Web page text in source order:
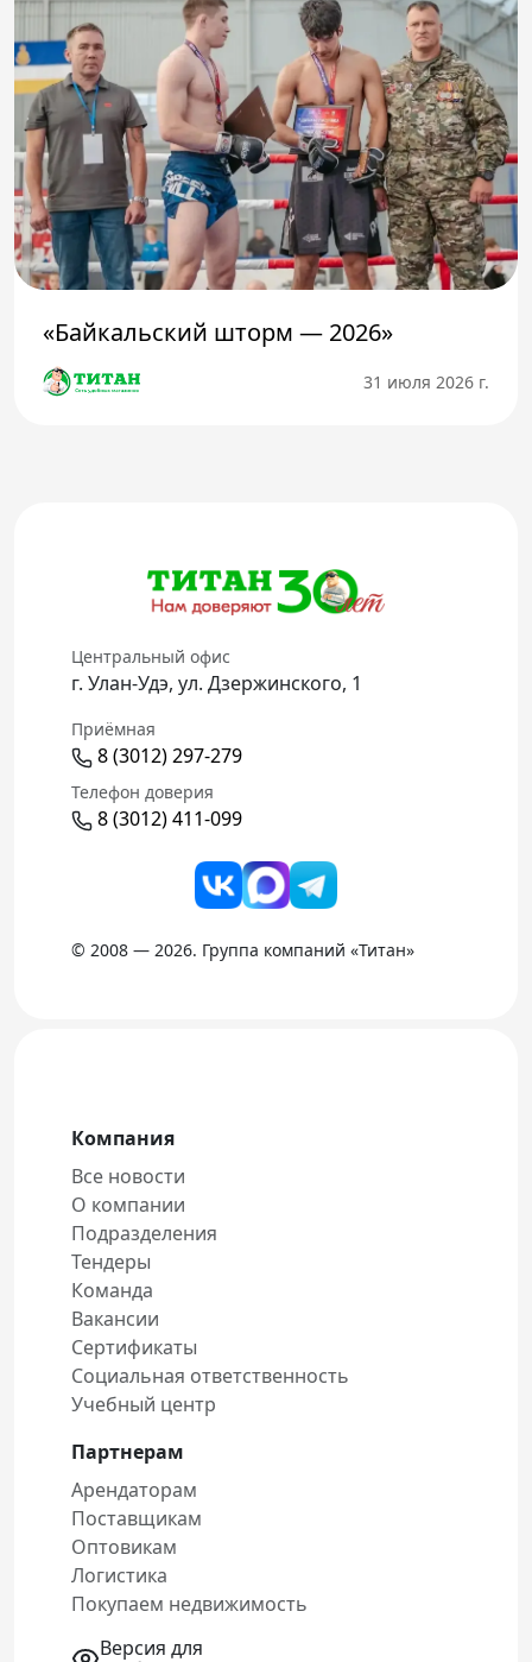
«Байкальский шторм — 2026»
31 июля 2026 г.
Центральный офис
г. Улан-Удэ, ул. Дзержинского, 1
Приёмная
8 (3012) 297-279
Телефон доверия
8 (3012) 411-099
© 2008 — 2026. Группа компаний «Титан»
Компания
Все новости
О компании
Подразделения
Тендеры
Команда
Вакансии
Сертификаты
Социальная ответственность
Учебный центр
Партнерам
Арендаторам
Поставщикам
Оптовикам
Логистика
Покупаем недвижимость
Версия для